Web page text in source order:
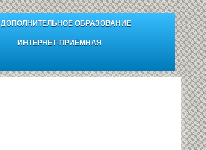
ДОПОЛНИТЕЛЬНОЕ ОБРАЗОВАНИЕ
ИНТЕРНЕТ-ПРИЁМНАЯ